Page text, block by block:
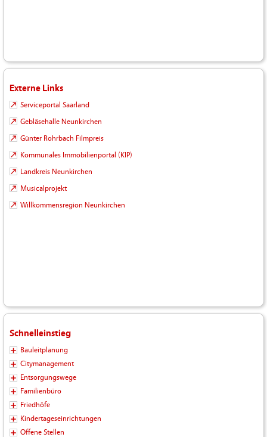
Externe Links
Serviceportal Saarland
Gebläsehalle Neunkirchen
Günter Rohrbach Filmpreis
Kommunales Immobilienportal (KIP)
Landkreis Neunkirchen
Musicalprojekt
Willkommensregion Neunkirchen
Schnelleinstieg
Bauleitplanung
Citymanagement
Entsorgungswege
Familienbüro
Friedhöfe
Kindertageseinrichtungen
Offene Stellen